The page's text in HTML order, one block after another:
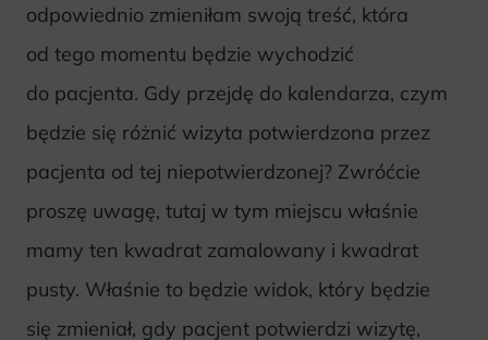
odpowiednio zmieniłam swoją treść, która
od tego momentu będzie wychodzić
do pacjenta. Gdy przejdę do kalendarza, czym
będzie się różnić wizyta potwierdzona przez
pacjenta od tej niepotwierdzonej? Zwróćcie
proszę uwagę, tutaj w tym miejscu właśnie
mamy ten kwadrat zamalowany i kwadrat
pusty. Właśnie to będzie widok, który będzie
się zmieniał, gdy pacjent potwierdzi wizytę,